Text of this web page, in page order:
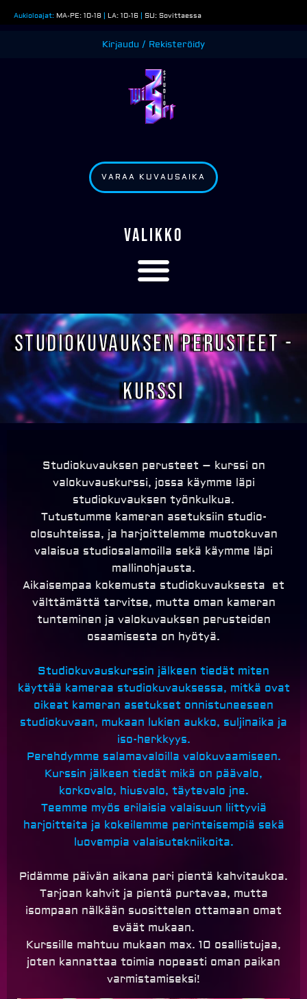
sisältöön
Aukioloajat: MA-PE: 10-18 | LA: 10-16 | SU: Sovittaessa
Kirjaudu / Rekisteröidy
VARAA KUVAUSAIKA
VALIKKO
Studiokuvauksen perusteet -
Kurssi
Studiokuvauksen perusteet – kurssi on
valokuvauskurssi, jossa käymme läpi
studiokuvauksen työnkulkua.
Tutustumme kameran asetuksiin studio-
olosuhteissa, ja harjoittelemme muotokuvan
valaisua studiosalamoilla sekä käymme läpi
mallinohjausta.
Aikaisempaa kokemusta studiokuvauksesta et
välttämättä tarvitse, mutta oman kameran
tunteminen ja valokuvauksen perusteiden
osaamisesta on hyötyä.
Studiokuvauskurssin jälkeen tiedät miten
käyttää kameraa studiokuvauksessa, mitkä ovat
oikeat kameran asetukset onnistuneeseen
studiokuvaan, mukaan lukien aukko, suljinaika ja
iso-herkkyys.
Perehdymme salamavaloilla valokuvaamiseen.
Kurssin jälkeen tiedät mikä on päävalo,
korkovalo, hiusvalo, täytevalo jne.
Teemme myös erilaisia valaisuun liittyviä
harjoitteita ja kokeilemme perinteisempiä sekä
luovempia valaisutekniikoita.
Pidämme päivän aikana pari pientä kahvitaukoa.
Tarjoan kahvit ja pientä purtavaa, mutta
isompaan nälkään suosittelen ottamaan omat
eväät mukaan.
Kurssille mahtuu mukaan max. 10 osallistujaa,
joten kannattaa toimia nopeasti oman paikan
varmistamiseksi!